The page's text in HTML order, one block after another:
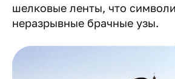
шелковые ленты, что
неразрывные брачные узы.